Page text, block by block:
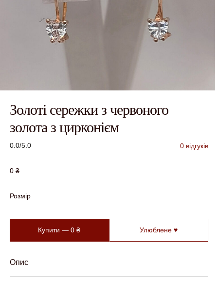
Золоті сережки з червоного
золота з цирконієм
0.0/5.0 0 відгуків
0 ₴
Розмір
Купити —0₴ Улюблене ♥
Опис